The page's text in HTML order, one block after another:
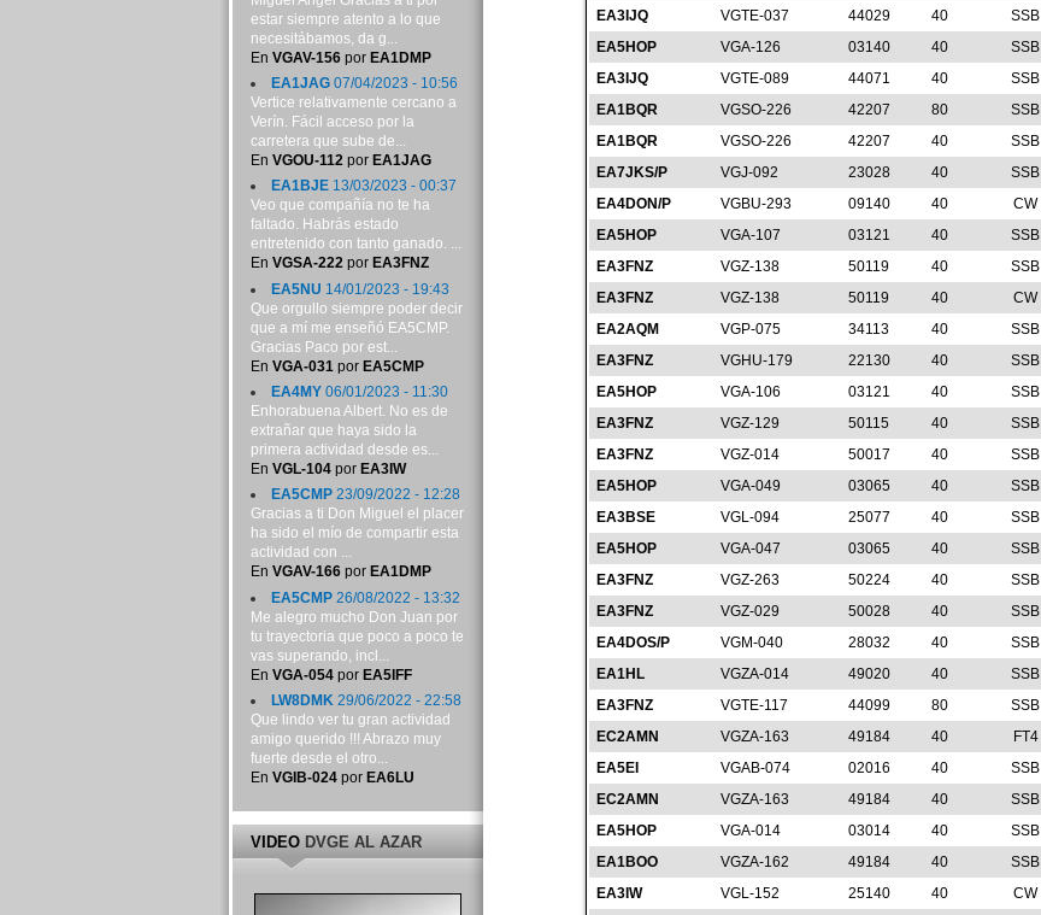
EA3IJQ
VGTE-037 44029 40 SSB
EA5HOP
VGA-126 03140 40 SSB
EA3IJQ
VGTE-089 44071 40 SSB
EA1BQR
VGSO-226 42207 80 SSB
EA1BQR
VGSO-226 42207 40 SSB
EA7JKS/P
VGJ-092 23028 40 SSB
EA4DON/P
VGBU-293 09140 40 CW
EA5HOP
VGA-107 03121 40 SSB
EA3FNZ
VGZ-138 50119 40 SSB
EA3FNZ
VGZ-138 50119 40 CW
EA2AQM
VGP-075 34113 40 SSB
EA3FNZ
VGHU-179 22130 40 SSB
EA5HOP
VGA-106 03121 40 SSB
EA3FNZ
VGZ-129 50115 40 SSB
EA3FNZ
VGZ-014 50017 40 SSB
EA5HOP
VGA-049 03065 40 SSB
EA3BSE
VGL-094 25077 40 SSB
EA5HOP
VGA-047 03065 40 SSB
EA3FNZ
VGZ-263 50224 40 SSB
EA3FNZ
VGZ-029 50028 40 SSB
EA4DOS/P
VGM-040 28032 40 SSB
EA1HL
VGZA-014 49020 40 SSB
EA3FNZ
VGTE-117 44099 80 SSB
EC2AMN
VGZA-163 49184 40 FT4
EA5EI
VGAB-074 02016 40 SSB
EC2AMN
VGZA-163 49184 40 SSB
EA5HOP
VGA-014 03014 40 SSB
EA1BOO
VGZA-162 49184 40 SSB
EA3IW
VGL-152 25140 40 CW
estar siempre atento a lo que
necesitábamos, da g...
En VGAV-156por EA1DMP
EA1JAG07/04/2023 - 10:56
Vertice relativamente cercano a
Verín. Fácil acceso por la
carretera que sube de...
En VGOU-112por EA1JAG
EA1BJE13/03/2023 - 00:37
Veo que compañía no te ha
faltado. Habrás estado
entretenido con tanto ganado. ...
En VGSA-222por EA3FNZ
EA5NU 14/01/2023 - 19:43
Que orgullo siempre poder decir
que a mí me enseñó EA5CMP.
Gracias Paco por est...
En VGA-031 por EA5CMP
EA4MY06/01/2023 - 11:30
Enhorabuena Albert. No es de
extrañar que haya sido la
primera actividad desde es...
En VGL-104por EA3IW
EA5CMP23/09/2022 - 12:28
Gracias a ti Don Miguel el placer
ha sido el mío de compartir esta
actividad con ...
En VGAV-166por EA1DMP
EA5CMP26/08/2022 - 13:32
Me alegro mucho Don Juan por
tu trayectoria que poco a poco te
vas superando, incl...
En VGA-054por EA5IFF
LW8DMK29/06/2022 - 22:58
Que lindo ver tu gran actividad
amigo querido !!! Abrazo muy
fuerte desde el otro...
En VGIB-024por EA6LU
VIDEODVGE AL AZAR